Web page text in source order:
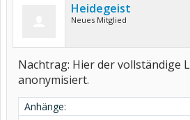
Heidegeist
Neues Mitglied
Nachtrag: Hier der vollständige
anonymisiert.
Anhänge: